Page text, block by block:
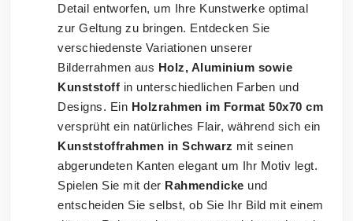
Detail entworfen, um Ihre Kunstwerke optimal
zur Geltung zu bringen. Entdecken Sie
verschiedenste Variationen unserer
Bilderrahmen aus Holz, Aluminium sowie
Kunststoff in unterschiedlichen Farben und
Designs. Ein Holzrahmen im Format 50x70 cm
versprüht ein natürliches Flair, während sich ein
Kunststoffrahmen in Schwarz mit seinen
abgerundeten Kanten elegant um Ihr Motiv legt.
Spielen Sie mit der Rahmendicke und
entscheiden Sie selbst, ob Sie Ihr Bild mit einem